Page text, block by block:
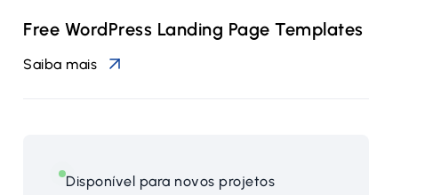
Free WordPress Landing Page Templates
Saiba mais
Disponível para novos projetos